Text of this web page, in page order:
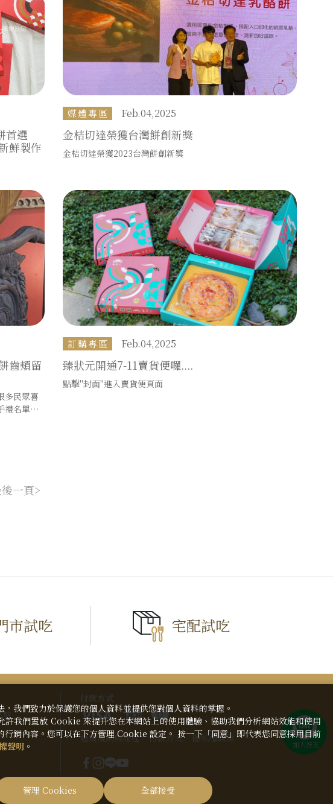
首選
鮮製作
媒體專區 Feb.04,2025
金桔切達榮獲台灣餅創新獎
金桔切達榮獲2023台灣餅創新獎
齒頰留
多民眾喜
禮名單當
訂購專區 Feb.04,2025
臻狀元開通7-11賣貨便囉....
點擊"封面"進入賣貨便頁面
一頁
市試吃 宅配試吃
號
付款方式
退貨規則與流程 付款方式 隱私權政策
我們致力於保護您的個人資料並提供您對個人資料的掌握。
許我們置放 Cookie 來提升您在本網站上的使用體驗、協助我們分析網站效能和使用
行銷內容。您可以在下方管理 Cookie 設定。 按一下「同意」即代表您同意採用目前
聲明 。
管理 Cookies 全部接受